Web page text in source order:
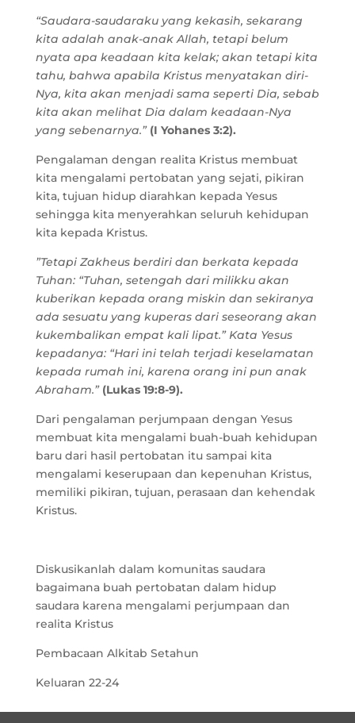
“Saudara-saudaraku yang kekasih, sekarang
kita adalah anak-anak Allah, tetapi belum
nyata apa keadaan kita kelak; akan tetapi kita
tahu, bahwa apabila Kristus menyatakan diri-
Nya, kita akan menjadi sama seperti Dia, sebab
kita akan melihat Dia dalam keadaan-Nya
yang sebenarnya.” (I Yohanes 3:2).
Pengalaman dengan realita Kristus membuat
kita mengalami pertobatan yang sejati, pikiran
kita, tujuan hidup diarahkan kepada Yesus
sehingga kita menyerahkan seluruh kehidupan
kita kepada Kristus.
”Tetapi Zakheus berdiri dan berkata kepada
Tuhan: “Tuhan, setengah dari milikku akan
kuberikan kepada orang miskin dan sekiranya
ada sesuatu yang kuperas dari seseorang akan
kukembalikan empat kali lipat.” Kata Yesus
kepadanya: “Hari ini telah terjadi keselamatan
kepada rumah ini, karena orang ini pun anak
Abraham.” (Lukas 19:8-9).
Dari pengalaman perjumpaan dengan Yesus
membuat kita mengalami buah-buah kehidupan
baru dari hasil pertobatan itu sampai kita
mengalami keserupaan dan kepenuhan Kristus,
memiliki pikiran, tujuan, perasaan dan kehendak
Kristus.
Diskusikanlah dalam komunitas saudara
bagaimana buah pertobatan dalam hidup
saudara karena mengalami perjumpaan dan
realita Kristus
Pembacaan Alkitab Setahun
Keluaran 22-24